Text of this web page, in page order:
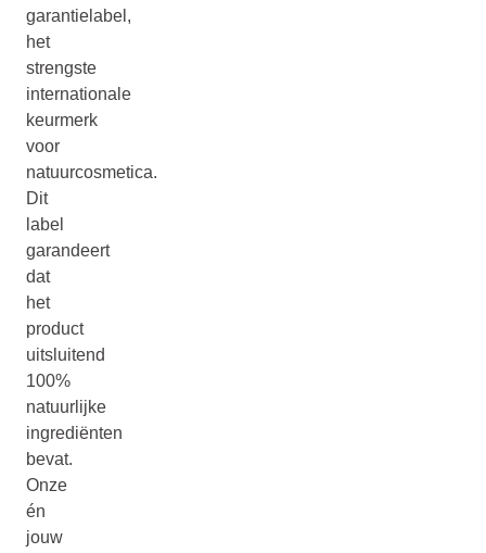
garantielabel,
het
strengste
internationale
keurmerk
voor
natuurcosmetica.
Dit
label
garandeert
dat
het
product
uitsluitend
100%
natuurlijke
ingrediënten
bevat.
Onze
én
jouw